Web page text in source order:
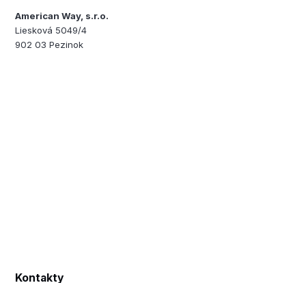
American Way, s.r.o.
Liesková 5049/4
902 03 Pezinok
Kontakty